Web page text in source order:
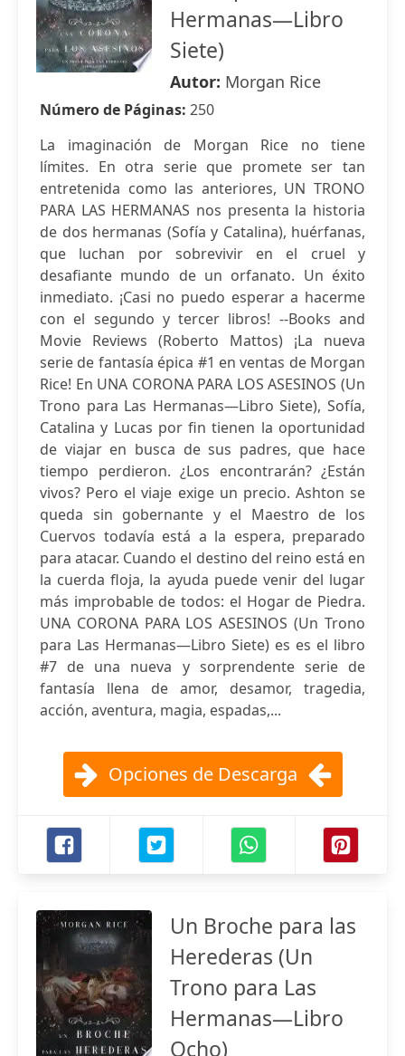
Hermanas—Libro
Siete)
Autor: Morgan Rice
Número de Páginas: 250
La imaginación de Morgan Rice no tiene
límites. En otra serie que promete ser tan
entretenida como las anteriores, UN TRONO
PARA LAS HERMANAS nos presenta la historia
de dos hermanas (Sofía y Catalina), huérfanas,
que luchan por sobrevivir en el cruel y
desafiante mundo de un orfanato. Un éxito
inmediato. ¡Casi no puedo esperar a hacerme
con el segundo y tercer libros! --Books and
Movie Reviews (Roberto Mattos) ¡La nueva
serie de fantasía épica #1 en ventas de Morgan
Rice! En UNA CORONA PARA LOS ASESINOS (Un
Trono para Las Hermanas—Libro Siete), Sofía,
Catalina y Lucas por fin tienen la oportunidad
de viajar en busca de sus padres, que hace
tiempo perdieron. ¿Los encontrarán? ¿Están
vivos? Pero el viaje exige un precio. Ashton se
queda sin gobernante y el Maestro de los
Cuervos todavía está a la espera, preparado
para atacar. Cuando el destino del reino está en
la cuerda floja, la ayuda puede venir del lugar
más improbable de todos: el Hogar de Piedra.
UNA CORONA PARA LOS ASESINOS (Un Trono
para Las Hermanas—Libro Siete) es es el libro
#7 de una nueva y sorprendente serie de
fantasía llena de amor, desamor, tragedia,
acción, aventura, magia, espadas,...
Opciones de Descarga
Un Broche para las
Herederas (Un
Trono para Las
Hermanas—Libro
Ocho)